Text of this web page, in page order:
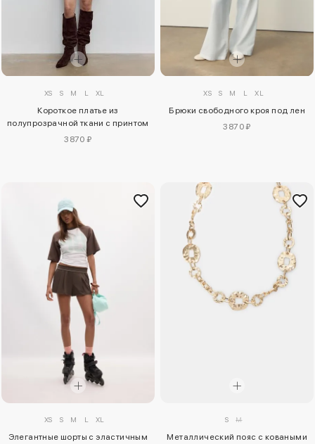
XS S M L XL
Короткое платье из
полупрозрачной ткани с принтом
3870 ₽
XS S M L XL
Брюки свободного кроя под лен
3870 ₽
XS S M L XL
Элегантные шорты с эластичным
S M
Металлический пояс с коваными